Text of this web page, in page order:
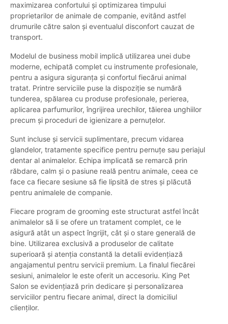
maximizarea confortului și optimizarea timpului
proprietarilor de animale de companie, evitând astfel
drumurile către salon și eventualul disconfort cauzat de
transport.
Modelul de business mobil implică utilizarea unei dube
moderne, echipată complet cu instrumente profesionale,
pentru a asigura siguranța și confortul fiecărui animal
tratat. Printre serviciile puse la dispoziție se numără
tunderea, spălarea cu produse profesionale, perierea,
aplicarea parfumurilor, îngrijirea urechilor, tăierea unghiilor
precum și proceduri de igienizare a pernuțelor.
Sunt incluse și servicii suplimentare, precum vidarea
glandelor, tratamente specifice pentru pernuțe sau periajul
dentar al animalelor. Echipa implicată se remarcă prin
răbdare, calm și o pasiune reală pentru animale, ceea ce
face ca fiecare sesiune să fie lipsită de stres și plăcută
pentru animalele de companie.
Fiecare program de grooming este structurat astfel încât
animalelor să li se ofere un tratament complet, ce le
asigură atât un aspect îngrijit, cât și o stare generală de
bine. Utilizarea exclusivă a produselor de calitate
superioară și atenția constantă la detalii evidențiază
angajamentul pentru servicii premium. La finalul fiecărei
sesiuni, animalelor le este oferit un accesoriu. King Pet
Salon se evidențiază prin dedicare și personalizarea
serviciilor pentru fiecare animal, direct la domiciliul
clienților.